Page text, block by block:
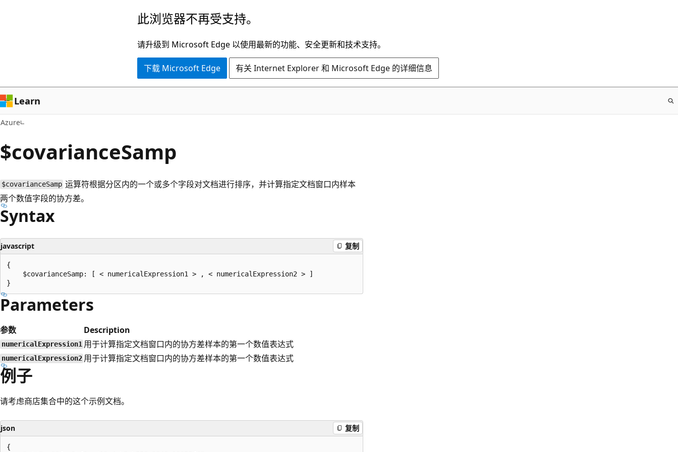
容
此浏览器不再受支持。
请升级到 Microsoft Edge 以使用最新的功能、安全更新和技术支持。
下载 Microsoft Edge 有关 Internet Explorer 和 Microsoft Edge 的详细信息
Learn
Azure
$covarianceSamp
$covarianceSamp 运算符根据分区内的一个或多个字段对文档进行排序，并计算指定文档窗口内样本
两个数值字段的协方差。
Syntax
javascript 复制
{
    $covarianceSamp: [ < numericalExpression1 > , < numericalExpression2 > ]
Parameters
参数 Description
numericalExpression1 用于计算指定文档窗口内的协方差样本的第一个数值表达式
numericalExpression2 用于计算指定文档窗口内的协方差样本的第一个数值表达式
例子
请考虑商店集合中的这个示例文档。
json 复制
{